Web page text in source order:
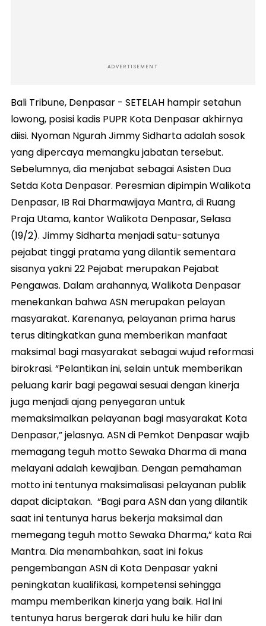
ADVERTISEMENT
Bali Tribune, Denpasar - SETELAH hampir setahun
lowong, posisi kadis PUPR Kota Denpasar akhirnya
diisi. Nyoman Ngurah Jimmy Sidharta adalah sosok
yang dipercaya memangku jabatan tersebut.
Sebelumnya, dia menjabat sebagai Asisten Dua
Setda Kota Denpasar. Peresmian dipimpin Walikota
Denpasar, IB Rai Dharmawijaya Mantra, di Ruang
Praja Utama, kantor Walikota Denpasar, Selasa
(19/2). Jimmy Sidharta menjadi satu-satunya
pejabat tinggi pratama yang dilantik sementara
sisanya yakni 22 Pejabat merupakan Pejabat
Pengawas. Dalam arahannya, Walikota Denpasar
menekankan bahwa ASN merupakan pelayan
masyarakat. Karenanya, pelayanan prima harus
terus ditingkatkan guna memberikan manfaat
maksimal bagi masyarakat sebagai wujud reformasi
birokrasi. “Pelantikan ini, selain untuk memberikan
peluang karir bagi pegawai sesuai dengan kinerja
juga menjadi ajang penyegaran untuk
memaksimalkan pelayanan bagi masyarakat Kota
Denpasar,” jelasnya. ASN di Pemkot Denpasar wajib
memagang teguh motto Sewaka Dharma di mana
melayani adalah kewajiban. Dengan pemahaman
motto ini tentunya maksimalisasi pelayanan publik
dapat diciptakan. “Bagi para ASN dan yang dilantik
saat ini tentunya harus bekerja maksimal dan
memegang teguh motto Sewaka Dharma,” kata Rai
Mantra. Dia menambahkan, saat ini fokus
pengembangan ASN di Kota Denpasar yakni
peningkatan kualifikasi, kompetensi sehingga
mampu memberikan kinerja yang baik. Hal ini
tentunya harus bergerak dari hulu ke hilir dan